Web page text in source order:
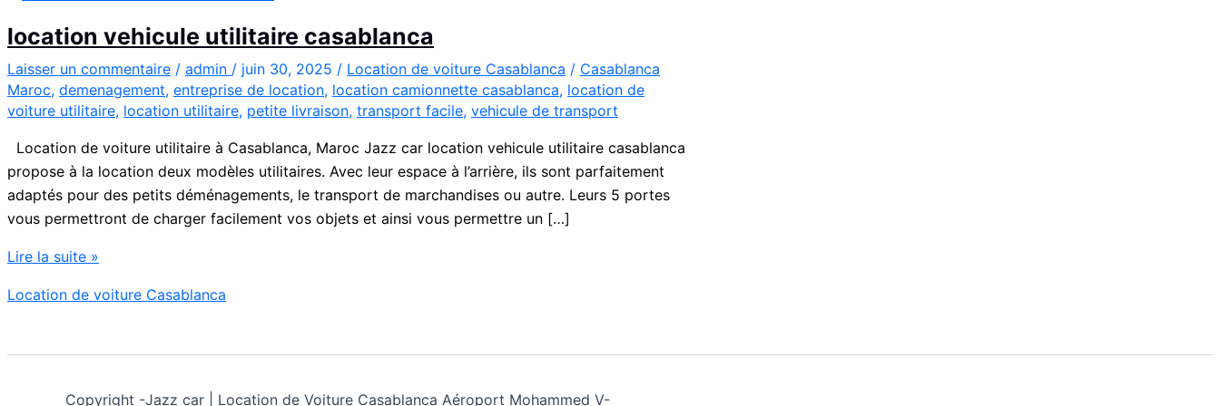
location vehicule utilitaire casablanca
Laisser un commentaire / admin / juin 30, 2025 / Location de voiture Casablanca / Casablanca
Maroc, demenagement, entreprise de location, location camionnette casablanca, location de
voiture utilitaire, location utilitaire, petite livraison, transport facile, vehicule de transport
Location de voiture utilitaire à Casablanca, Maroc Jazz car location vehicule utilitaire casablanca
propose à la location deux modèles utilitaires. Avec leur espace à l’arrière, ils sont parfaitement
adaptés pour des petits déménagements, le transport de marchandises ou autre. Leurs 5 portes
vous permettront de charger facilement vos objets et ainsi vous permettre un […]
location
utilitaire
Lire la suite »
Location de voiture Casablanca
Copyright -Jazz car | Location de Voiture Casablanca Aéroport Mohammed V-